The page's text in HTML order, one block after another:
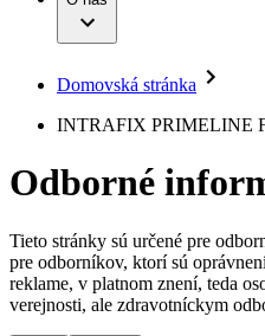
Liečba bolesti
Mimotelové
Neurochirurgia
Onkológia
Ortopédia
Spinálna
Starostlivosť o
Starostlivosť o
Uzatváranie
Ochorenia
Služby pre pacientov
Vaša príležitosť
Médiá
Tlačové správy
Kontakt
Spoločnosť
Zodpovednosť
Domovská stránka
INTRAFIX PRIMELINE
Odborné
Tieto stránky sú určené pre
pre odborníkov, ktorí sú
reklame, v platnom znení, teda
verejnosti, ale zdravotníckym